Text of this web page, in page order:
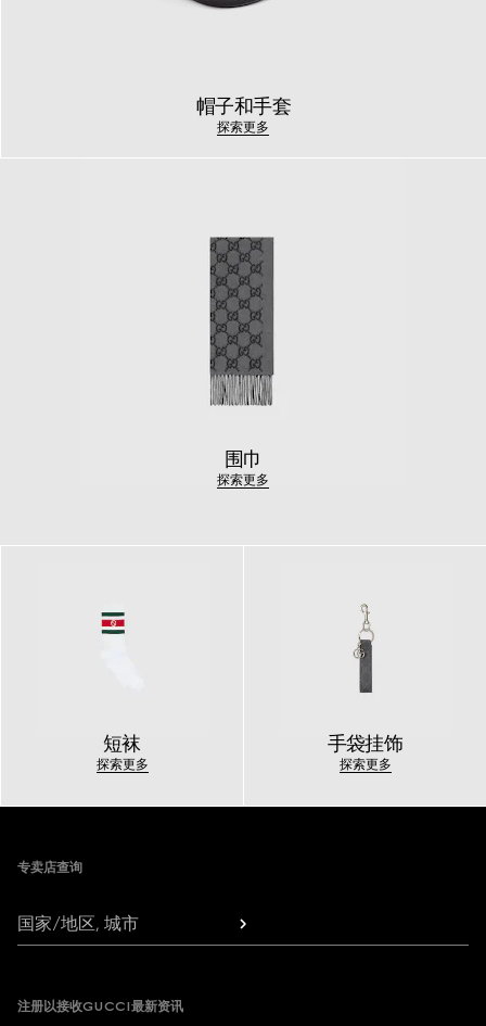
帽子和手套
探索更多
围巾
探索更多
短袜
探索更多
手袋挂饰
探索更多
Footer
专卖店查询
国家/地区, 城市
注册以接收GUCCI最新资讯